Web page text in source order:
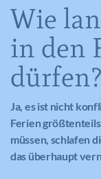
Wie
in den
dürfen?
Ja, es ist nicht
Ferien
müssen, schlafen
das überhaupt